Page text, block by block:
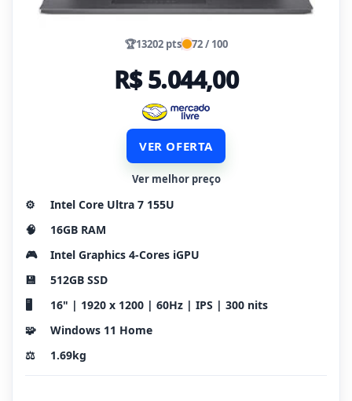
🏆13202 pts 72 / 100
R$ 5.044,00
VER OFERTA
Ver melhor preço
⚙️
Intel Core Ultra 7 155U
🧠
16GB RAM
🎮
Intel Graphics 4-Cores iGPU
💾
512GB SSD
🖥️
16" | 1920 x 1200 | 60Hz | IPS | 300 nits
🧩
Windows 11 Home
⚖️
1.69kg